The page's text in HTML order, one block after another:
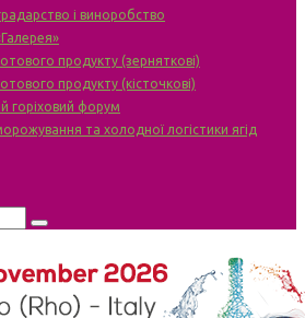
і виноробство
продукту (зерняткові)
продукту (кісточкові)
горіховий форум
та холодної логістики ягід